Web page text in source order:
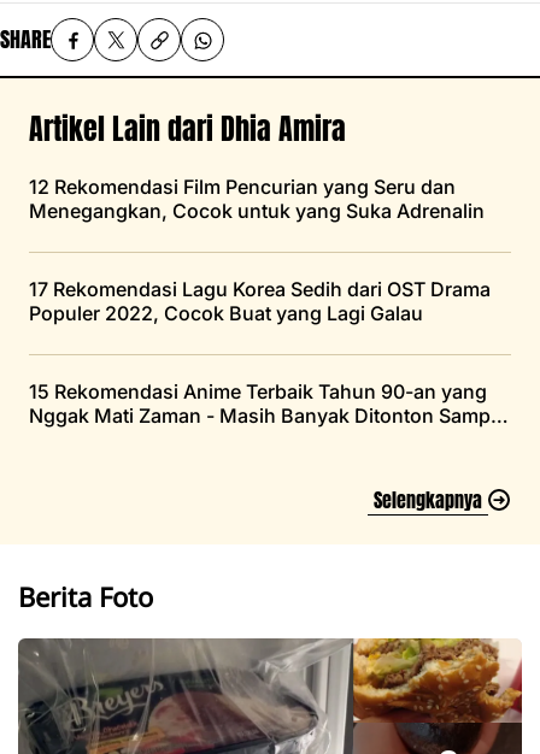
SHARE
Artikel Lain dari Dhia Amira
12 Rekomendasi Film Pencurian yang Seru dan
Menegangkan, Cocok untuk yang Suka Adrenalin
17 Rekomendasi Lagu Korea Sedih dari OST Drama
Populer 2022, Cocok Buat yang Lagi Galau
15 Rekomendasi Anime Terbaik Tahun 90-an yang
Nggak Mati Zaman - Masih Banyak Ditonton Sampai
Selengkapnya
Berita Foto